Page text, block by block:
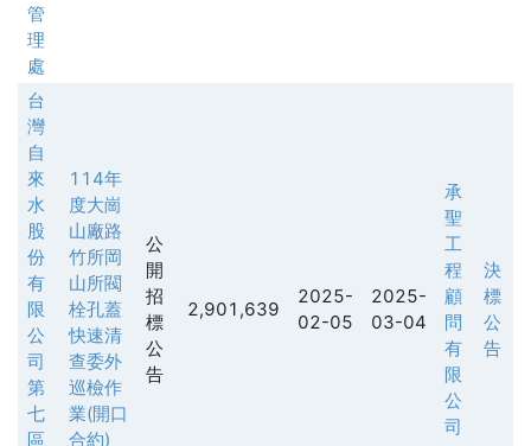
管
理
處
台
灣
自
來
水
股
份
有
限
公
司
第
七
區
114年
度大崗
山廠路
竹所岡
山所閥
栓孔蓋
快速清
查委外
巡檢作
業(開口
合約)
公
開
招
標
公
告
2,901,639
2025-
02-05
2025-
03-04
承
聖
工
程
顧
問
有
限
公
司
決
標
公
告